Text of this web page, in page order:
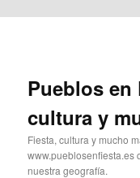
Pueblos en
cultura y
Fiesta, cultura y mucho
www.pueblosenfiesta.es
nuestra geografía.